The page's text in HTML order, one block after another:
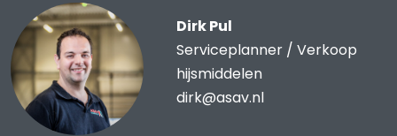
Dirk Pul
Serviceplanner / Verkoop
hijsmiddelen
dirk@asav.nl